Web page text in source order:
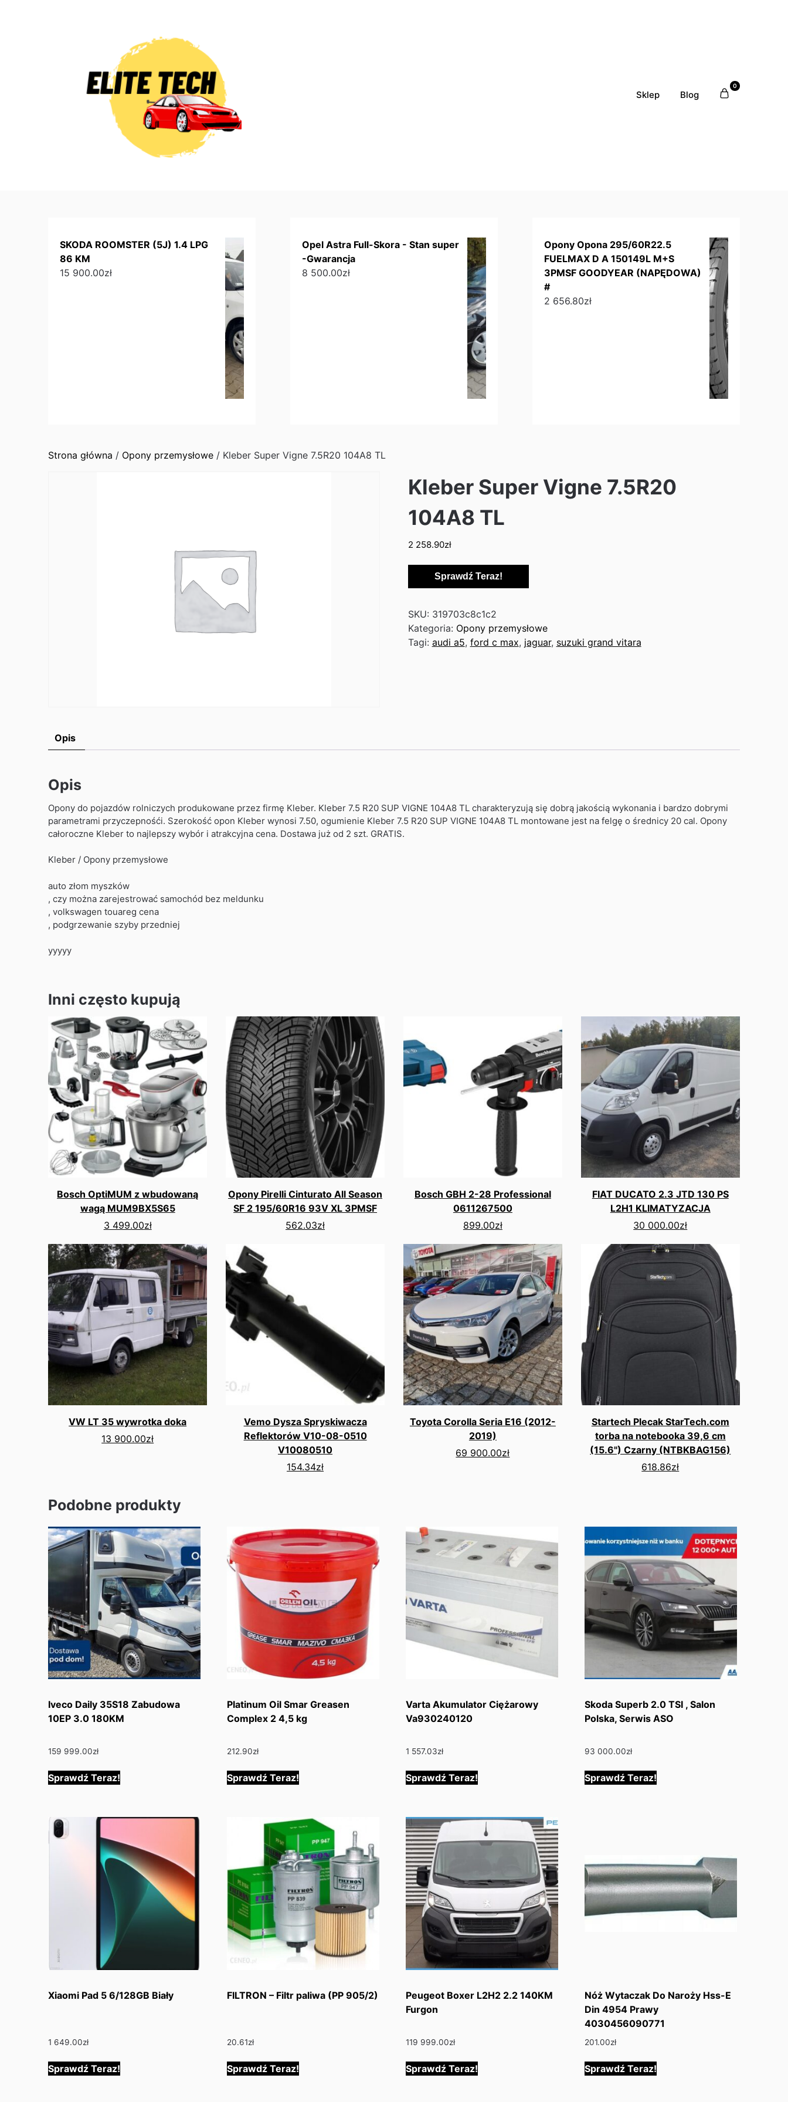
Sklep Blog
0
SKODA ROOMSTER (5J) 1.4 LPG
86 KM
15 900.00zł
Opel Astra Full-Skora - Stan super
-Gwarancja
8 500.00zł
Opony Opona 295/60R22.5
FUELMAX D A 150149L M+S
3PMSF GOODYEAR (NAPĘDOWA)
#
2 656.80zł
Strona główna / Opony przemysłowe / Kleber Super Vigne 7.5R20 104A8 TL
Kleber Super Vigne 7.5R20
104A8 TL
2 258.90zł
Sprawdź Teraz!
SKU: 319703c8c1c2
Kategoria: Opony przemysłowe
Tagi: audi a5, ford c max, jaguar, suzuki grand vitara
Opis
Opis
Opony do pojazdów rolniczych produkowane przez firmę Kleber. Kleber 7.5 R20 SUP VIGNE 104A8 TL charakteryzują się dobrą jakością wykonania i bardzo dobrymi
parametrami przyczepnośći. Szerokość opon Kleber wynosi 7.50, ogumienie Kleber 7.5 R20 SUP VIGNE 104A8 TL montowane jest na felgę o średnicy 20 cal. Opony
całoroczne Kleber to najlepszy wybór i atrakcyjna cena. Dostawa już od 2 szt. GRATIS.
Kleber / Opony przemysłowe
auto złom myszków
, czy można zarejestrować samochód bez meldunku
, volkswagen touareg cena
, podgrzewanie szyby przedniej
yyyyy
Inni często kupują
Bosch OptiMUM z wbudowaną
wagą MUM9BX5S65
3 499.00zł
Opony Pirelli Cinturato All Season
SF 2 195/60R16 93V XL 3PMSF
562.03zł
Bosch GBH 2-28 Professional
0611267500
899.00zł
FIAT DUCATO 2.3 JTD 130 PS
L2H1 KLIMATYZACJA
30 000.00zł
VW LT 35 wywrotka doka
13 900.00zł
Vemo Dysza Spryskiwacza
Reflektorów V10-08-0510
V10080510
154.34zł
Toyota Corolla Seria E16 (2012-
2019)
69 900.00zł
Startech Plecak StarTech.com
torba na notebooka 39,6 cm
(15.6") Czarny (NTBKBAG156)
618.86zł
Podobne produkty
Iveco Daily 35S18 Zabudowa
10EP 3.0 180KM
159 999.00zł
Sprawdź Teraz!
Platinum Oil Smar Greasen
Complex 2 4,5 kg
212.90zł
Sprawdź Teraz!
Varta Akumulator Ciężarowy
Va930240120
1 557.03zł
Sprawdź Teraz!
Skoda Superb 2.0 TSI , Salon
Polska, Serwis ASO
93 000.00zł
Sprawdź Teraz!
Xiaomi Pad 5 6/128GB Biały
1 649.00zł
Sprawdź Teraz!
FILTRON – Filtr paliwa (PP 905/2)
20.61zł
Sprawdź Teraz!
Peugeot Boxer L2H2 2.2 140KM
Furgon
119 999.00zł
Sprawdź Teraz!
Nóż Wytaczak Do Naroży Hss-E
Din 4954 Prawy
4030456090771
201.00zł
Sprawdź Teraz!